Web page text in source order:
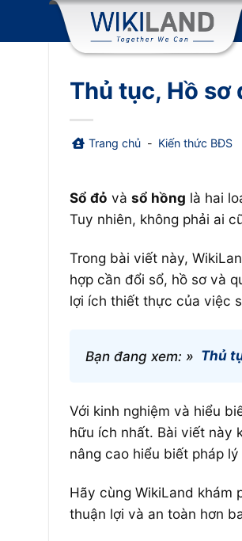
Thủ tục, Hồ sơ
Trang chủ - Kiến thức BĐS
Sổ đỏ và sổ hồng là hai
Tuy nhiên, không phải ai
Trong bài viết này,
hợp cần đổi sổ, hồ sơ và
lợi ích thiết thực của việc
Bạn đang xem: » Thủ
Với kinh nghiệm và hiểu
hữu ích nhất. Bài viết này
nâng cao hiểu biết pháp
Hãy cùng WikiLand khám
thuận lợi và an toàn hơn